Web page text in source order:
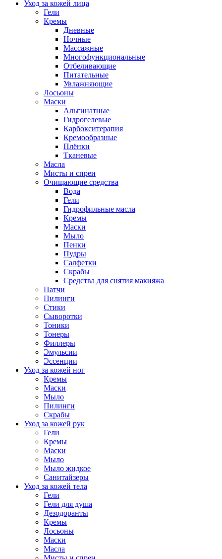
Уход за кожей лица
Гели
Кремы
Дневные
Ночные
Массажные
Многофункциональные
Отбеливающие
Питательные
Увлажняющие
Лосьоны
Маски
Альгинатные
Гидрогелевые
Карбокситерапия
Кремообразные
Плёнки
Тканевые
Масла
Мисты и спреи
Очищающие средства
Вода
Гели
Гидрофильные масла
Кремы
Маски
Мыло
Пенки
Пудры
Салфетки
Скрабы
Средства для снятия макияжа
Патчи
Пилинги
Стики
Сыворотки
Тоники
Тонеры
Филлеры
Эмульсии
Эссенции
Уход за кожей ног
Кремы
Маски
Мыло
Пилинги
Скрабы
Уход за кожей рук
Гели
Кремы
Маски
Мыло
Мыло жидкое
Санитайзеры
Уход за кожей тела
Гели
Гели для душа
Дезодоранты
Кремы
Лосьоны
Маски
Масла